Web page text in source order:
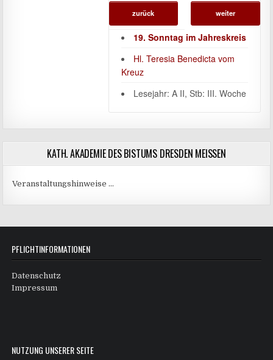
zurück weiter
19. Sonntag im Jahreskreis
Hl. Teresia Benedicta vom
Kreuz
Lesejahr: A II, Stb: III. Woche
KATH. AKADEMIE DES BISTUMS DRESDEN MEISSEN
Veranstaltungshinweise …
PFLICHTINFORMATIONEN
Datenschutz
Impressum
NUTZUNG UNSERER SEITE